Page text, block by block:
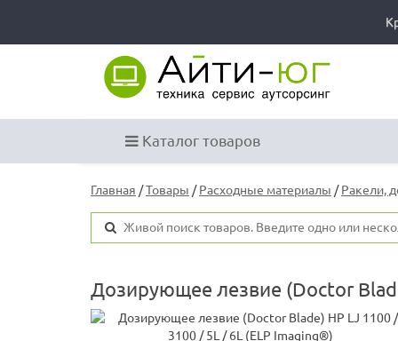
Каталог товаров
Главная /Товары /Расходные материалы /Ракели,
Дозирующее лезвие (Doctor